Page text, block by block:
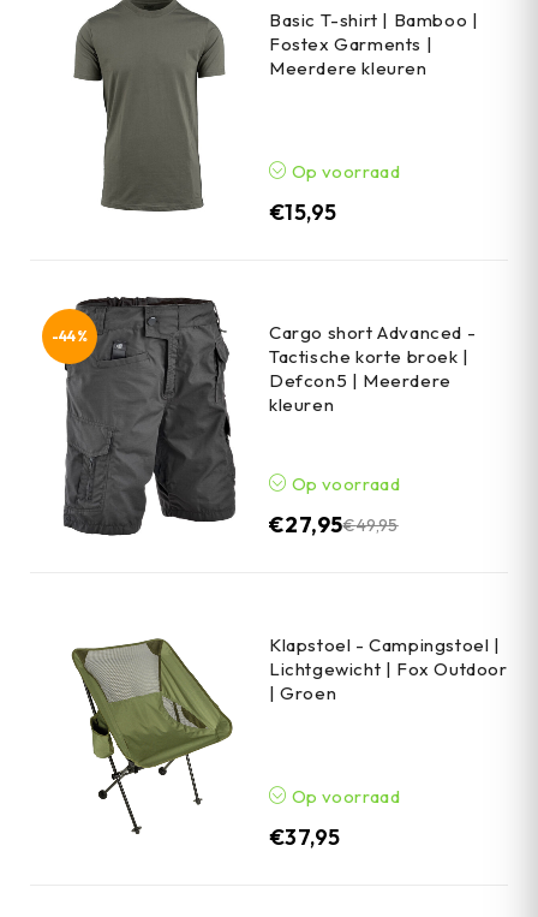
Basic T-shirt | Bamboo |
Fostex Garments |
Meerdere kleuren
Op voorraad
€15,95
-44%
Cargo short Advanced -
Tactische korte broek |
Defcon5 | Meerdere
kleuren
Op voorraad
€49,95
€27,95
Klapstoel - Campingstoel |
Lichtgewicht | Fox Outdoor
| Groen
Op voorraad
€37,95